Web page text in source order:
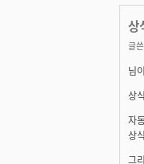
상
글
님
상
자
상
그